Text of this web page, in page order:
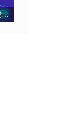
如何在全国12315平台上进行消费投诉？